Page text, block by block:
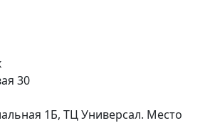
30
1Б, ТЦ Универсал. Место